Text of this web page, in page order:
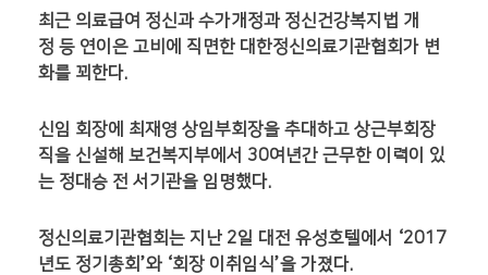
최근 의료급여 정신과 수가개정과 정신건강복지법 개
정 등 연이은 고비에 직면한 대한정신의료기관협회가 변
화를 꾀한다.
신임 회장에 최재영 상임부회장을 추대하고 상근부회장
직을 신설해 보건복지부에서 30여년간 근무한 이력이 있
는 정대승 전 서기관을 임명했다.
정신의료기관협회는 지난 2일 대전 유성호텔에서 ‘2017
년도 정기총회’와 ‘회장 이취임식’을 가졌다.